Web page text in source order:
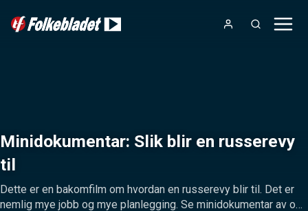
Minidokumentar: Slik blir en russerevy
til
Dette er en bakomfilm om hvordan en russerevy blir til. Det er
nemlig mye jobb og mye planlegging. Se minidokumentar av og